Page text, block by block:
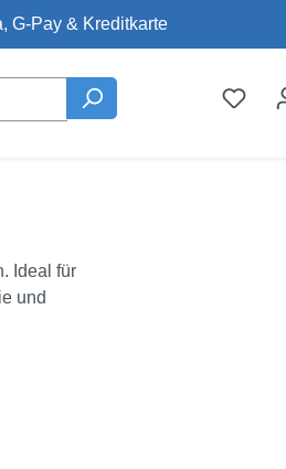
G-Pay & Kreditkarte
Ideal für
und